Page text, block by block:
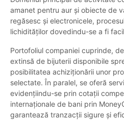
amanet pentru aur și obiecte de
regăsesc și electronicele,
lichidităților dovedindu-se a fi
Portofoliul companiei cuprinde,
extinsă de bijuterii disponibile
posibilitatea achiziționării unor
selectate. În paralel, se oferă
evidențiindu-se prin cotații
internaționale de bani prin
garantează tranzacții sigure și